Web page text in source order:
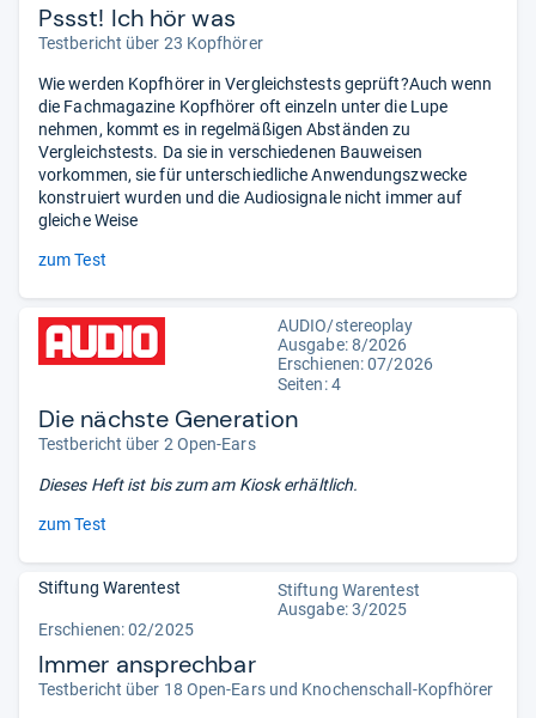
Pssst! Ich hör was
Testbericht über 23 Kopfhörer
Wie werden Kopfhörer in Vergleichstests geprüft?Auch wenn
die Fachmagazine Kopfhörer oft einzeln unter die Lupe
nehmen, kommt es in regelmäßigen Abständen zu
Vergleichstests. Da sie in verschiedenen Bauweisen
vorkommen, sie für unterschiedliche Anwendungszwecke
konstruiert wurden und die Audiosignale nicht immer auf
gleiche Weise
zum Test
AUDIO/stereoplay
Ausgabe: 8/2026
Erschienen:07/2026
Seiten: 4
Die nächste Generation
Testbericht über 2 Open-Ears
Dieses Heft ist bis zumam Kiosk erhältlich.
zum Test
Stiftung Warentest
Stiftung Warentest
Ausgabe: 3/2025
Erschienen: 02/2025
Immer ansprechbar
Testbericht über 18 Open-Ears und Knochenschall-Kopfhörer